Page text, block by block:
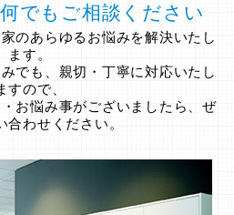
でもご相談ください
のあらゆるお悩みを解決いたし
ます。
でも、親切・丁寧に対応いたし
すので、
お悩み事がございましたら、ぜ
合わせください。